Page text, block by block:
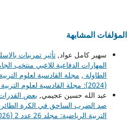
المؤلفات المشابهة
سهير كامل عواد, تأثير تمرينات
المهارات الدفاعية للاعبي منتخب
الطاولة ,
(2024): مجلة القادسية لعلوم التربية الرياضية
عبد الله حسين عجيمي, بعض القدرات
صد الضرب الساحق في الكرة